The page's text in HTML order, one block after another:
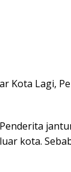
Kota Lagi,
Penderita
kota.